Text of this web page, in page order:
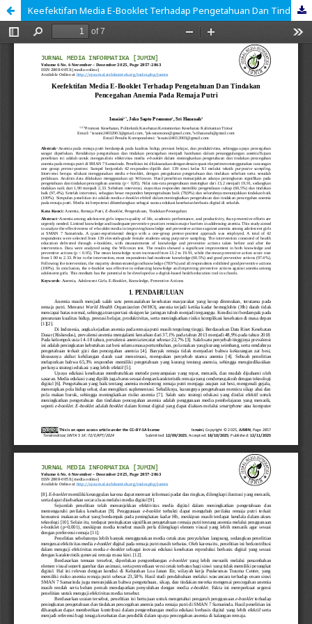
Keefektifan Media E-Booklet Terhadap Pengetahuan Dan Tindakan Pencegahan Anemia Pada Remaja Putri